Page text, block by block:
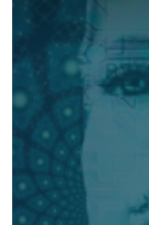
TOP VOTED